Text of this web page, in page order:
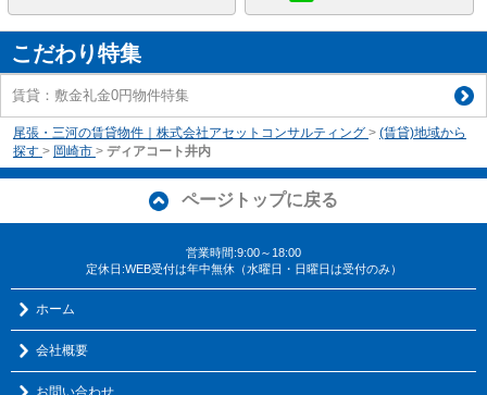
こだわり特集
賃貸：敷金礼金0円物件特集
尾張・三河の賃貸物件｜株式会社アセットコンサルティング > (賃貸)地域から
探す > 岡崎市 > ディアコート井内
ページトップに戻る
営業時間:9:00～18:00
定休日:WEB受付は年中無休（水曜日・日曜日は受付のみ）
ホーム
会社概要